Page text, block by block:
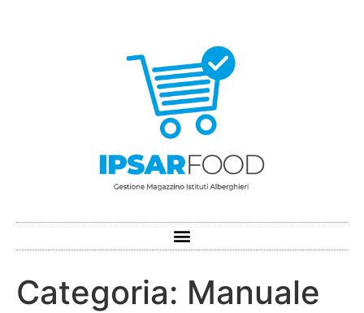
Categoria: Manuale